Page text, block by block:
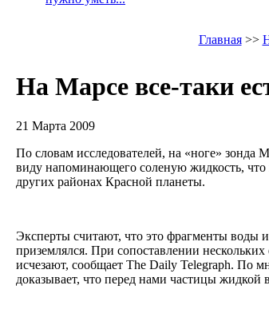
Главная>>
На Марсе все-таки
21 Марта 2009
По словам исследователей, на «ноге» зонда
виду напоминающего соленую жидкость,
других районах Красной планеты.
Эксперты считают, что это фрагменты воды и
приземлялся. При сопоставлении
исчезают, сообщает The Daily Telegraph. По
доказывает, что перед нами частицы жидкой